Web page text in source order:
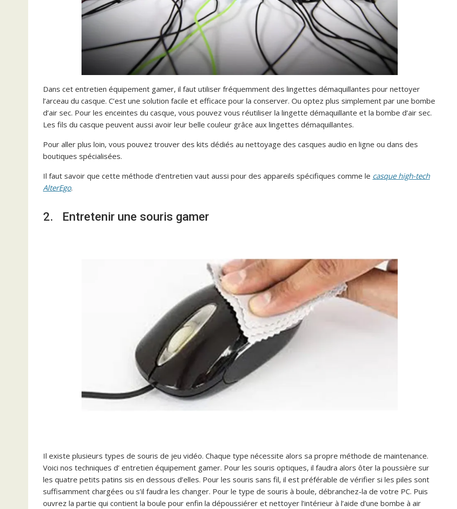
Dans cet entretien équipement gamer, il faut utiliser fréquemment des lingettes démaquillantes pour nettoyer
l’arceau du casque. C’est une solution facile et efficace pour la conserver. Ou optez plus simplement par une bombe
d’air sec. Pour les enceintes du casque, vous pouvez vous réutiliser la lingette démaquillante et la bombe d’air sec.
Les fils du casque peuvent aussi avoir leur belle couleur grâce aux lingettes démaquillantes.
Pour aller plus loin, vous pouvez trouver des kits dédiés au nettoyage des casques audio en ligne ou dans des
boutiques spécialisées.
Il faut savoir que cette méthode d’entretien vaut aussi pour des appareils spécifiques comme le casque high-tech
AlterEgo.
2. Entretenir une souris gamer
Il existe plusieurs types de souris de jeu vidéo. Chaque type nécessite alors sa propre méthode de maintenance.
Voici nos techniques d’ entretien équipement gamer. Pour les souris optiques, il faudra alors ôter la poussière sur
les quatre petits patins sis en dessous d’elles. Pour les souris sans fil, il est préférable de vérifier si les piles sont
suffisamment chargées ou s’il faudra les changer. Pour le type de souris à boule, débranchez-la de votre PC. Puis
ouvrez la partie qui contient la boule pour enfin la dépoussiérer et nettoyer l’intérieur à l’aide d’une bombe à air